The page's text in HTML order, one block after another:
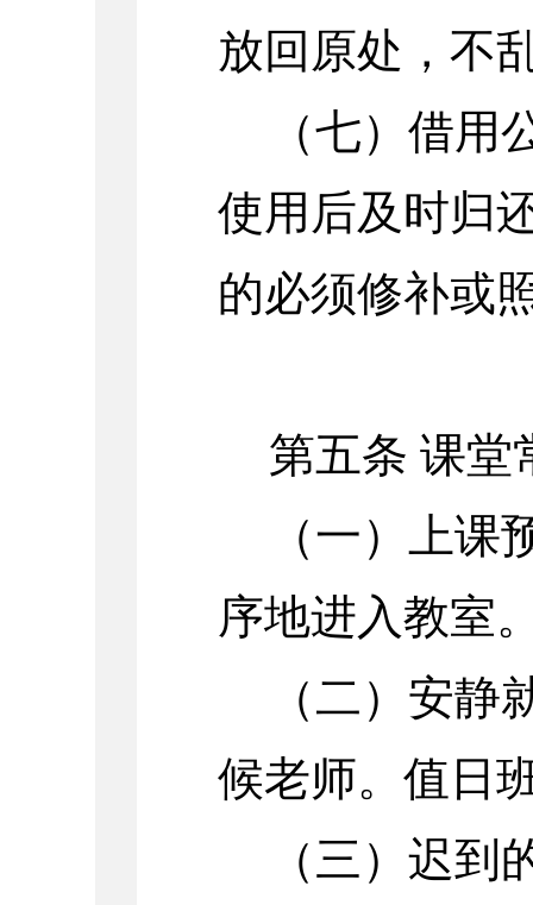
放回原处，不
（七）借
使用后及时归
的必须修补或
第五条 课堂
（一）上
序地进入教室
（二）安
候老师。值日
（三）迟到